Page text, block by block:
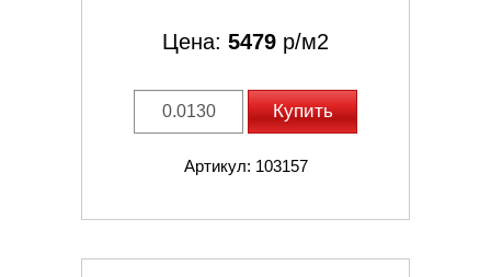
Цена: 5479 р/м2
Купить
Артикул: 103157